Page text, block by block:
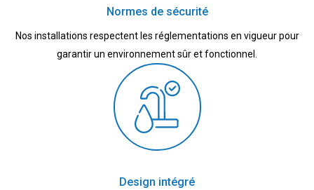
Normes de sécurité
Nos installations respectent les réglementations en vigueur pour
garantir un environnement sûr et fonctionnel.
Design intégré